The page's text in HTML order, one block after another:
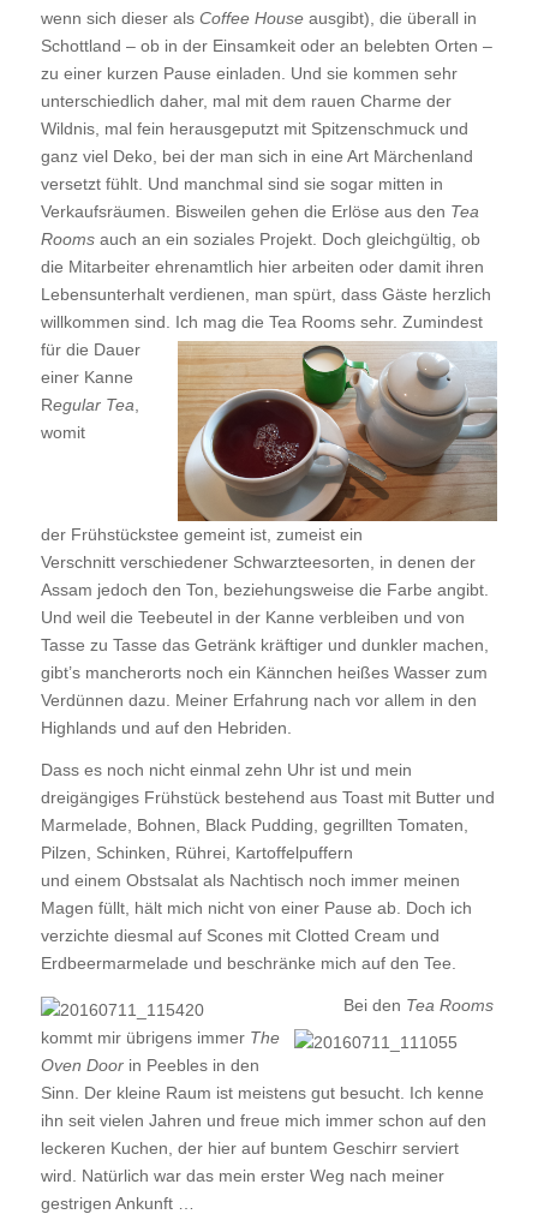
wenn sich dieser als Coffee Houseausgibt), die überall in
Schottland – ob in der Einsamkeit oder an belebten Orten –
zu einer kurzen Pause einladen. Und sie kommen sehr
unterschiedlich daher, mal mit dem rauen Charme der
Wildnis, mal fein herausgeputzt mit Spitzenschmuck und
ganz viel Deko, bei der man sich in eine Art Märchenland
versetzt fühlt. Und manchmal sind sie sogar mitten in
Verkaufsräumen. Bisweilen gehen die Erlöse aus den Tea
Roomsauch an ein soziales Projekt. Doch gleichgültig, ob
die Mitarbeiter ehrenamtlich hier arbeiten oder damit ihren
Lebensunterhalt verdienen, man spürt, dass Gäste herzlich
willkommen sind. Ich mag die Tea Rooms sehr. Zumindest
für die Dauer
einer Kanne
Regular Tea,
womit
der Frühstückstee gemeint ist, zumeist ein
Verschnitt verschiedener Schwarzteesorten, in denen der
Assam jedoch den Ton, beziehungsweise die Farbe angibt.
Und weil die Teebeutel in der Kanne verbleiben und von
Tasse zu Tasse das Getränk kräftiger und dunkler machen,
gibt’s mancherorts noch ein Kännchen heißes Wasser zum
Verdünnen dazu. Meiner Erfahrung nach vor allem in den
Highlands und auf den Hebriden.
Dass es noch nicht einmal zehn Uhr ist und mein
dreigängiges Frühstück bestehend aus Toast mit Butter und
Marmelade, Bohnen, Black Pudding, gegrillten Tomaten,
Pilzen, Schinken, Rührei, Kartoffelpuffern
und einem Obstsalat als Nachtisch noch immer meinen
Magen füllt, hält mich nicht von einer Pause ab. Doch ich
verzichte diesmal auf Scones mit Clotted Cream und
Erdbeermarmelade und beschränke mich auf den Tee.
Bei den Tea Rooms
kommt mir übrigens immer The
Oven Door in Peebles in den
Sinn. Der kleine Raum ist meistens gut besucht. Ich kenne
ihn seit vielen Jahren und freue mich immer schon auf den
leckeren Kuchen, der hier auf buntem Geschirr serviert
wird. Natürlich war das mein erster Weg nach meiner
gestrigen Ankunft …